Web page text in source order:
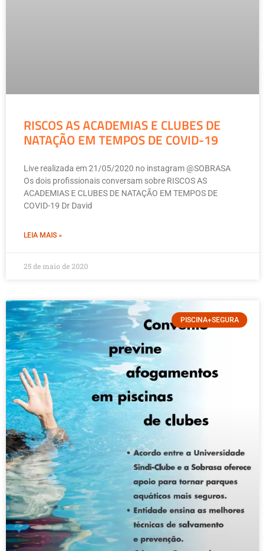
RISCOS AS ACADEMIAS E CLUBES DE
NATAÇÃO EM TEMPOS DE COVID-19
Live realizada em 21/05/2020 no instagram @SOBRASA
Os dois profissionais conversam sobre RISCOS AS
ACADEMIAS E CLUBES DE NATAÇÃO EM TEMPOS DE
COVID-19 Dr David
LEIA MAIS »
25 de maio de 2020
PISCINA+SEGURA